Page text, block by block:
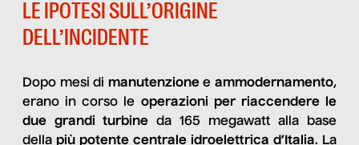
LE IPOTESI SULL’ORIGINE
DELL’INCIDENTE
Dopo mesi di manutenzioneeammodernamento,
erano in corso le operazioni per riaccendere le
due grandi turbine da 165 megawatt alla base
della più potente centrale idroelettrica d’Italia. La